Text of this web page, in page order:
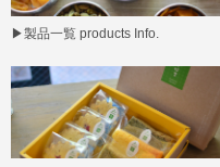
▶製品一覧 products Info.